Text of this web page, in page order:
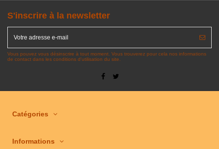
S'inscrire à la newsletter
Vous pouvez vous désinscrire à tout moment. Vous trouverez pour cela nos informations
de contact dans les conditions d'utilisation du site.
Catégories
Informations